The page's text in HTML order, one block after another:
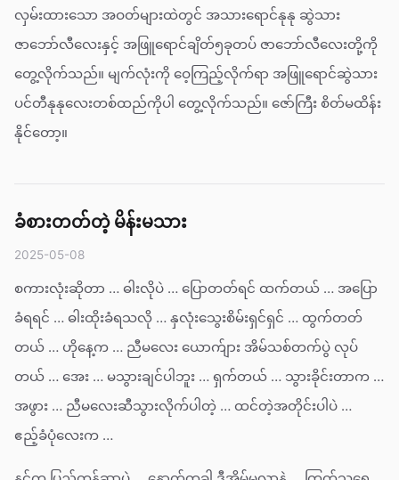
လှမ်းထားသော အဝတ်များထဲတွင် အသားရောင်နုနု ဆွဲသား
ဇာဘော်လီလေးနှင့် အဖြူရောင်ချိတ်၅ခုတပ် ဇာဘော်လီလေးတို့ကို
တွေ့လိုက်သည်။ မျက်လုံးကို ဝေ့ကြည့်လိုက်ရာ အဖြူရောင်ဆွဲသား
ပင်တီနုနုလေးတစ်ထည်ကိုပါ တွေ့လိုက်သည်။ ဇော်ကြီး စိတ်မထိန်း
နိုင်တော့။
ခံစားတတ်တဲ့ မိန်းမသား
2025-05-08
စကားလုံးဆိုတာ … ဓါးလိုပဲ … ပြောတတ်ရင် ထက်တယ် … အပြော
ခံရရင် … ဓါးထိုးခံရသလို … နှလုံးသွေးစိမ်းရှင်ရှင် … ထွက်တတ်
တယ် … ဟိုနေ့က … ညီမလေး ယောက်ျား အိမ်သစ်တက်ပွဲ လုပ်
တယ် … အေး … မသွားချင်ပါဘူး … ရှက်တယ် … သွားခိုင်းတာက …
အဖွား … ညီမလေးဆီသွားလိုက်ပါတဲ့ … ထင်တဲ့အတိုင်းပါပဲ …
ဧည့်ခံပုံလေးက …